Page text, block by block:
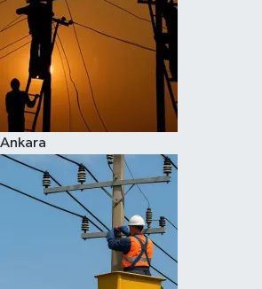
Ankara